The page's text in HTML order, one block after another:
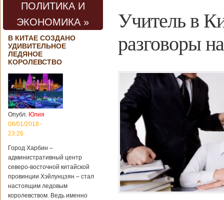
ПОЛИТИКА И
ЭКОНОМИКА »
В КИТАЕ СОЗДАНО
УДИВИТЕЛЬНОЕ
ЛЕДЯНОЕ
КОРОЛЕВСТВО
Опубл. Юлия
08/01/2018 -
23:26
Город Харбин –
административный центр
северо-восточной китайской
провинции Хэйлунцзян – стал
настоящим ледовым
королевством. Ведь именно
Учитель в
разговоры